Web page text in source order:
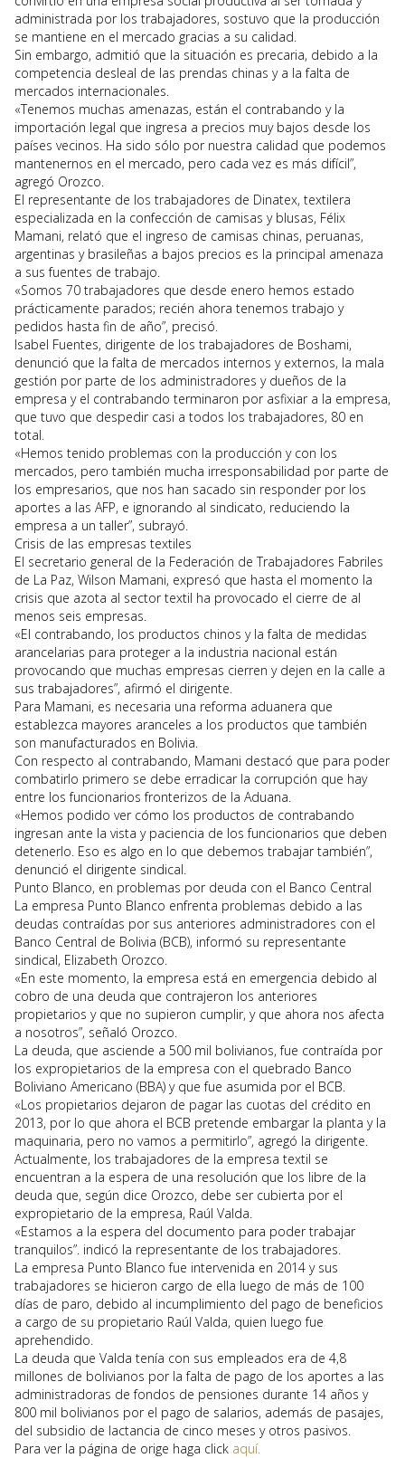
administrada por los trabajadores, sostuvo que la producción
se mantiene en el mercado gracias a su calidad.
Sin embargo, admitió que la situación es precaria, debido a la
competencia desleal de las prendas chinas y a la falta de
mercados internacionales.
«Tenemos muchas amenazas, están el contrabando y la
importación legal que ingresa a precios muy bajos desde los
países vecinos. Ha sido sólo por nuestra calidad que podemos
mantenernos en el mercado, pero cada vez es más difícil”,
agregó Orozco.
El representante de los trabajadores de Dinatex, textilera
especializada en la confección de camisas y blusas, Félix
Mamani, relató que el ingreso de camisas chinas, peruanas,
argentinas y brasileñas a bajos precios es la principal amenaza
a sus fuentes de trabajo.
«Somos 70 trabajadores que desde enero hemos estado
prácticamente parados; recién ahora tenemos trabajo y
pedidos hasta fin de año”, precisó.
Isabel Fuentes, dirigente de los trabajadores de Boshami,
denunció que la falta de mercados internos y externos, la mala
gestión por parte de los administradores y dueños de la
empresa y el contrabando terminaron por asfixiar a la empresa,
que tuvo que despedir casi a todos los trabajadores, 80 en
total.
«Hemos tenido problemas con la producción y con los
mercados, pero también mucha irresponsabilidad por parte de
los empresarios, que nos han sacado sin responder por los
aportes a las AFP, e ignorando al sindicato, reduciendo la
empresa a un taller”, subrayó.
Crisis de las empresas textiles
El secretario general de la Federación de Trabajadores Fabriles
de La Paz, Wilson Mamani, expresó que hasta el momento la
crisis que azota al sector textil ha provocado el cierre de al
menos seis empresas.
«El contrabando, los productos chinos y la falta de medidas
arancelarias para proteger a la industria nacional están
provocando que muchas empresas cierren y dejen en la calle a
sus trabajadores”, afirmó el dirigente.
Para Mamani, es necesaria una reforma aduanera que
establezca mayores aranceles a los productos que también
son manufacturados en Bolivia.
Con respecto al contrabando, Mamani destacó que para poder
combatirlo primero se debe erradicar la corrupción que hay
entre los funcionarios fronterizos de la Aduana.
«Hemos podido ver cómo los productos de contrabando
ingresan ante la vista y paciencia de los funcionarios que deben
detenerlo. Eso es algo en lo que debemos trabajar también”,
denunció el dirigente sindical.
Punto Blanco, en problemas por deuda con el Banco Central
La empresa Punto Blanco enfrenta problemas debido a las
deudas contraídas por sus anteriores administradores con el
Banco Central de Bolivia (BCB), informó su representante
sindical, Elizabeth Orozco.
«En este momento, la empresa está en emergencia debido al
cobro de una deuda que contrajeron los anteriores
propietarios y que no supieron cumplir, y que ahora nos afecta
a nosotros”, señaló Orozco.
La deuda, que asciende a 500 mil bolivianos, fue contraída por
los expropietarios de la empresa con el quebrado Banco
Boliviano Americano (BBA) y que fue asumida por el BCB.
«Los propietarios dejaron de pagar las cuotas del crédito en
2013, por lo que ahora el BCB pretende embargar la planta y la
maquinaria, pero no vamos a permitirlo”, agregó la dirigente.
Actualmente, los trabajadores de la empresa textil se
encuentran a la espera de una resolución que los libre de la
deuda que, según dice Orozco, debe ser cubierta por el
expropietario de la empresa, Raúl Valda.
«Estamos a la espera del documento para poder trabajar
tranquilos”. indicó la representante de los trabajadores.
La empresa Punto Blanco fue intervenida en 2014 y sus
trabajadores se hicieron cargo de ella luego de más de 100
días de paro, debido al incumplimiento del pago de beneficios
a cargo de su propietario Raúl Valda, quien luego fue
aprehendido.
La deuda que Valda tenía con sus empleados era de 4,8
millones de bolivianos por la falta de pago de los aportes a las
administradoras de fondos de pensiones durante 14 años y
800 mil bolivianos por el pago de salarios, además de pasajes,
del subsidio de lactancia de cinco meses y otros pasivos.
Para ver la página de orige haga click aquí.